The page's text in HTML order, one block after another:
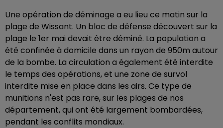
Une opération de déminage a eu lieu ce matin sur la
plage de Wissant. Un bloc de défense découvert sur la
plage le 1er mai devait être déminé. La population a
été confinée à domicile dans un rayon de 950m autour
de la bombe. La circulation a également été interdite
le temps des opérations, et une zone de survol
interdite mise en place dans les airs. Ce type de
munitions n'est pas rare, sur les plages de nos
département, qui ont été largement bombardées,
pendant les conflits mondiaux.